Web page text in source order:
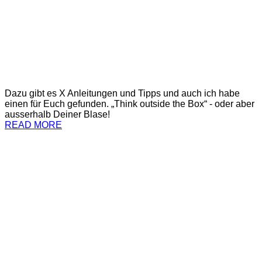
Dazu gibt es X Anleitungen und Tipps und auch ich habe
einen für Euch gefunden. „Think outside the Box“ - oder aber
ausserhalb Deiner Blase!
READ MORE